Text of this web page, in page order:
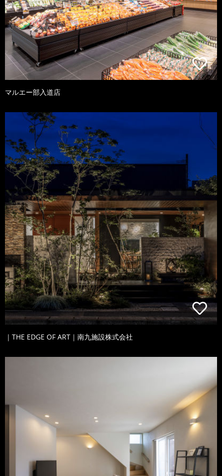
マルエー部入道店
｜THE EDGE OF ART｜南九施設株式会社